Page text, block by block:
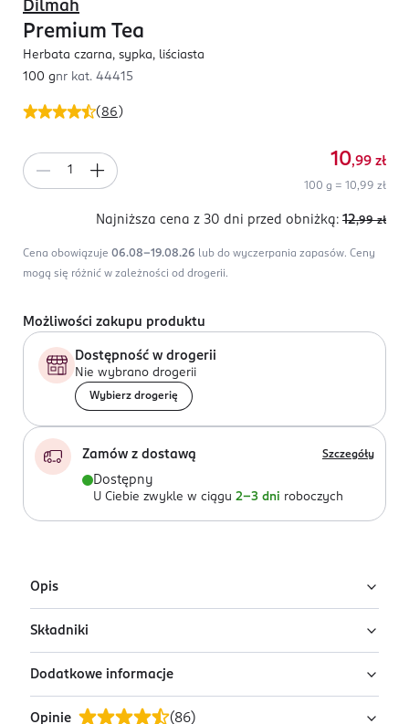
( 86 )
Dilmah
Premium Tea
Herbata czarna, sypka, liściasta
100 gnr kat. 44415
10,99 zł
100 g = 10,99 zł
Najniższa cena z 30 dni przed obniżką: 12,99 zł
Cena obowiązuje 06.08-19.08.26 lub do wyczerpania zapasów. Ceny
mogą się różnić w zależności od drogerii.
Możliwości zakupu produktu
Dostępność w drogerii
Nie wybrano drogerii
Wybierz drogerię
Zamów z dostawą Szczegóły
Dostępny
U Ciebie zwykle w ciągu 2-3 dni roboczych
Opis
Klasyczna czarna sypka herbata Dilmah. W herbatach
Dilmah znajdują się tylko młode, ręcznie zebrane z
krzewu listki dające najsmaczniejszy napar. Tradycyjną
metodą produkcji wydobywamy i zachowujemy ich
Składniki
Czysta cejlońska czarna herbata (duży liść typu OP),
bez dodatków.
Dodatkowe informacje
Opinie (86)